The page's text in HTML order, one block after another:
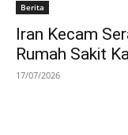
Berita
Iran Kecam
Rumah Sakit
17/07/2026